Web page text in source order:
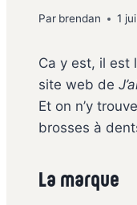
Par brendan 1
Ca y est, il est
site web de
Et on n’y
brosses à
La marque